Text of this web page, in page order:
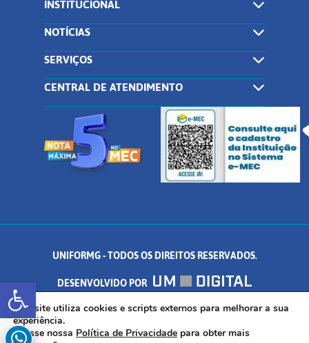
Abrir a barra de ferramentas
INSTITUCIONAL
NOTÍCIAS
SERVIÇOS
CENTRAL DE ATENDIMENTO
UNIFORMG - TODOS OS DIREITOS RESERVADOS.
DESENVOLVIDO POR
AV. DR. ARNALDO DE SENNA, 328 - PALMEIRAS, FORMIGA/MG - CEP:
35.574.530
Este site utiliza cookies e scripts externos para melhorar a sua
experiência.
Acesse nossa Política de Privacidade para obter mais